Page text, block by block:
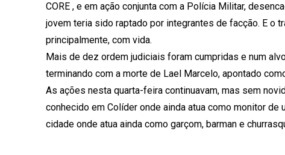
CORE , e em ação conjunta com a Polícia Militar,
jovem teria sido raptado por integrantes de facção. E o
principalmente, com vida.
Mais de dez ordem judiciais foram cumpridas e num
terminando com a morte de Lael Marcelo, apontado
As ações nesta quarta-feira continuavam, mas sem
conhecido em Colíder onde ainda atua como monitor
cidade onde atua ainda como garçom, barman e